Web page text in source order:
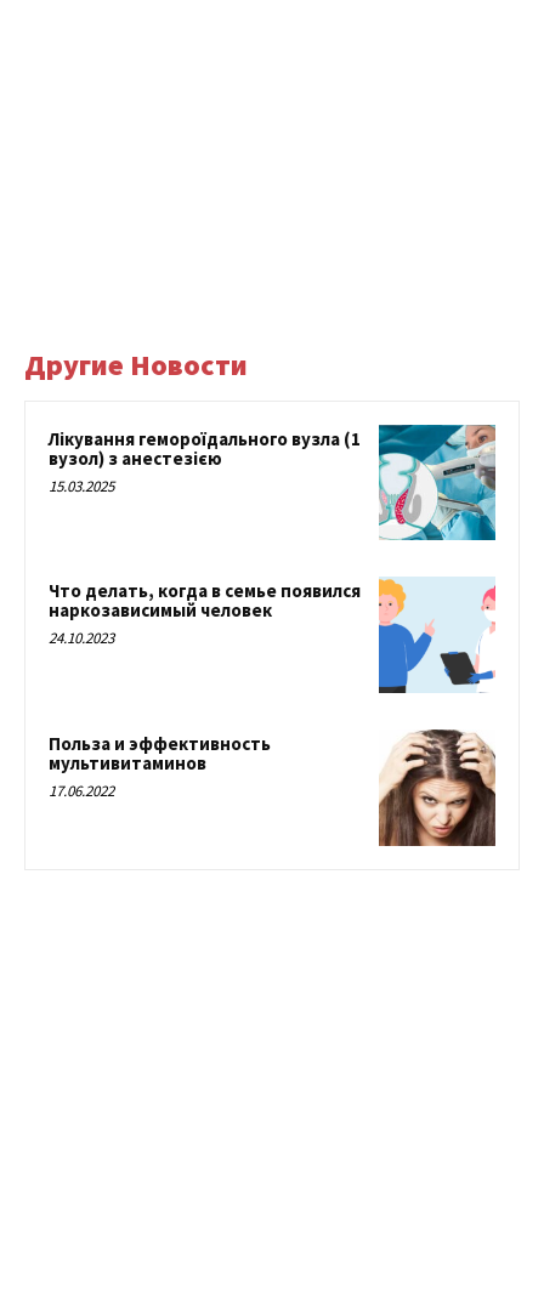
Другие Новости
Лікування гемороїдального вузла (1
вузол) з анестезією
15.03.2025
Что делать, когда в семье появился
наркозависимый человек
24.10.2023
Польза и эффективность
мультивитаминов
17.06.2022